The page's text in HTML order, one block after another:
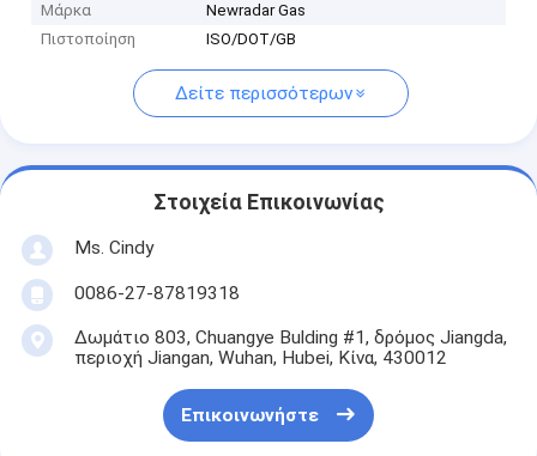
Μάρκα
Newradar Gas
Πιστοποίηση
ISO/DOT/GB
Δείτε περισσότερων
Στοιχεία Επικοινωνίας
Ms. Cindy
0086-27-87819318
Δωμάτιο 803, Chuangye Bulding #1, δρόμος Jiangda,
περιοχή Jiangan, Wuhan, Hubei, Κίνα, 430012
Επικοινωνήστε